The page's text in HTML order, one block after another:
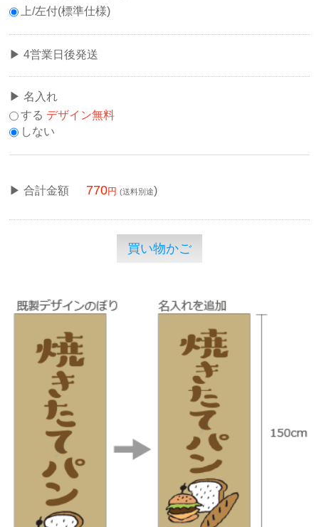
上/左付(標準仕様)
4営業日後発送
名入れ
する デザイン無料
しない
合計金額 770 (送料別途)